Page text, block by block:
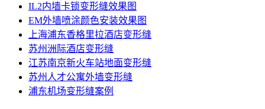
IL2内墙卡锁变形缝效果图
EM外墙喷涂颜色安装效果图
上海浦东香格里拉酒店变形缝
苏州洲际酒店变形缝
江苏南京新火车站地面变形缝
苏州人才公寓外墙变形缝
浦东机场变形缝案例